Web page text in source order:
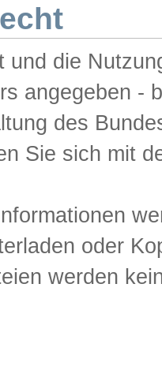
und die
angegeben -
des
Sie sich mit
oder
werden